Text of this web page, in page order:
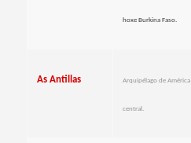
hoxe Burkina Faso.
As Antillas Arquipélago de América
central.